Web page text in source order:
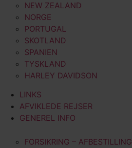
NEW ZEALAND
NORGE
PORTUGAL
SKOTLAND
SPANIEN
TYSKLAND
HARLEY DAVIDSON
LINKS
AFVIKLEDE REJSER
GENEREL INFO
FORSIKRING – AFBESTILLING